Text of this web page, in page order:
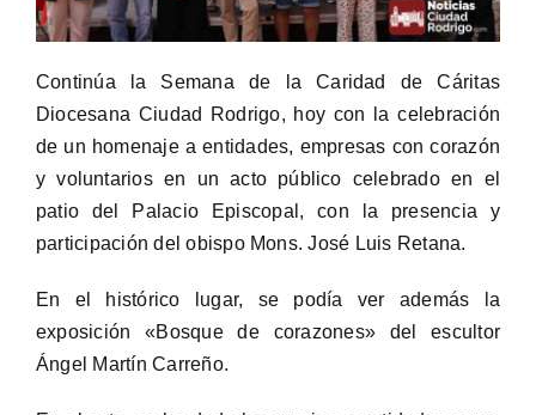
Continúa la Semana de la Caridad de Cáritas
Diocesana Ciudad Rodrigo, hoy con la celebración
de un homenaje a entidades, empresas con corazón
y voluntarios en un acto público celebrado en el
patio del Palacio Episcopal, con la presencia y
participación del obispo Mons. José Luis Retana.
En el histórico lugar, se podía ver además la
exposición «Bosque de corazones» del escultor
Ángel Martín Carreño.